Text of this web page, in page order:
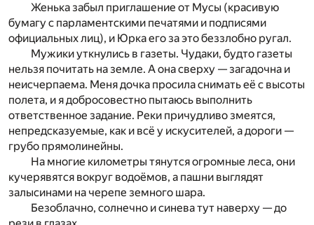
Женька забыл приглашение от Мусы (красивую
бумагу с парламентскими печатями и подписями
официальных лиц), и Юрка его за это беззлобно ругал.
Мужики уткнулись в газеты. Чудаки, будто газеты
нельзя почитать на земле. А она сверху — загадочна и
неисчерпаема. Меня дочка просила снимать её с высоты
полета, и я добросовестно пытаюсь выполнить
ответственное задание. Реки причудливо змеятся,
непредсказуемые, как и всё у искусителей, а дороги —
грубо прямолинейны.
На многие километры тянутся огромные леса, они
кучерявятся вокруг водоёмов, а пашни выглядят
залысинами на черепе земного шара.
Безоблачно, солнечно и синева тут наверху — до